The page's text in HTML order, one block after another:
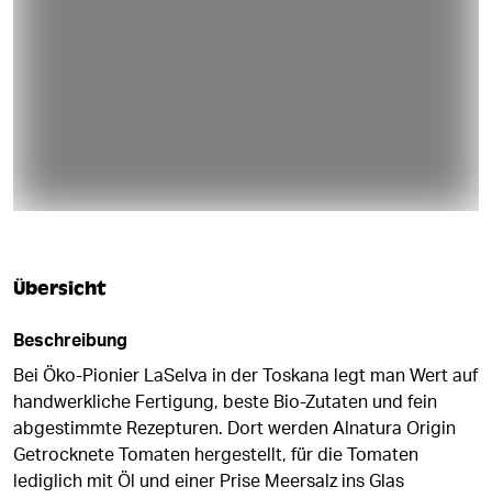
Übersicht
Beschreibung
Bei Öko-Pionier LaSelva in der Toskana legt man Wert auf
handwerkliche Fertigung, beste Bio-Zutaten und fein
abgestimmte Rezepturen. Dort werden Alnatura Origin
Getrocknete Tomaten hergestellt, für die Tomaten
lediglich mit Öl und einer Prise Meersalz ins Glas